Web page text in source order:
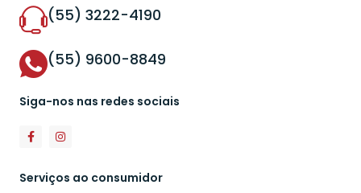
(55) 3222-4190
(55) 9600-8849
Siga-nos nas redes sociais
Serviços ao consumidor